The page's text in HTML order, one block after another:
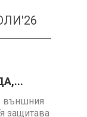
външния
защитава